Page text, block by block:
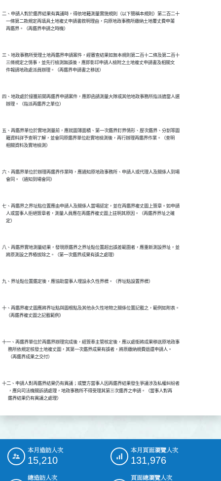
二、申請人對於鑑界結果有異議時，得依地籍測量實施規則（以下簡稱本規則）第二百二十
    一條第二款規定再填具土地複丈申請書敘明理由，向原地政事務所繳納土地覆丈費申莆
三、地政事務所受理土地再鑑界申請案件，經審查結果如無本規則第二百十二條及第二百十
    三條規定之情事，並先行檢測無誤後，應即影印申請人檢附之土地複丈申請書及相關文
四、地政處於接獲前開再鑑界申請案件，應即函請測量大隊或其他地政事務所指派適當人選
五、再鑑界單位於實地測量前，應就圖簿面積、第一次鑑界釘界情形、歷次鑑界、分割等圖
    籍資料詳予查明了解，並會同原鑑界單位赴實地檢測後，再行辦理再鑑界作業。（查明
六、再鑑界單位於辦理再鑑界作業時，應通知原地政事務所、申請人或代理人及關係人到場
七、再鑑界之界址點位置應由申請人及關係人當場認定，並在再鑑界複丈圖上簽章。如申請
    人或當事人拒絕簽章者，測量人員應在再鑑界複丈圖上註明其原因。（再鑑界界址之確
八、再鑑界實地測量結果，發現原鑑界之界址點位置超出誤差範圍者，應重新測設界址，並
十、再鑑界複丈圖應將界址點與圖根點及其他永久性地物之關係位置記載之，範例如附表。
十一、再鑑界單位於再鑑界辦理完成後，經簽奉主管核定後，應以處銜將成果移送原地政事
      務所依規定核發土地複丈圖，其第一次鑑界成果有誤者，將原繳納規費退還申請人。
十二、申請人對再鑑界結果仍有異議；或雙方當事人因再鑑界結果發生爭議涉及私權糾紛者
      ，應向司法機關訴請處理，地政事務所不得受理其第三次鑑界之申請。（當事人對再
::: 本月造訪人次
15,210
本月頁面瀏覽人次
131,976
總造訪人次
頁面總瀏覽人次